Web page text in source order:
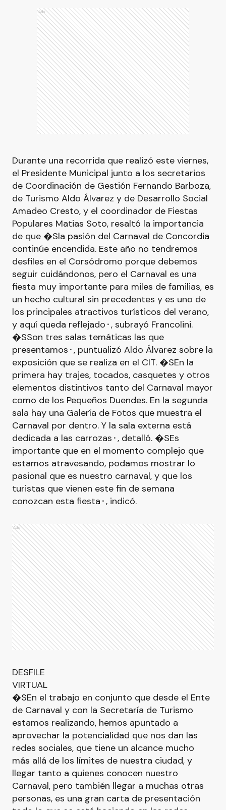
Ads
Durante una recorrida que realizó este viernes,
el Presidente Municipal junto a los secretarios
de Coordinación de Gestión Fernando Barboza,
de Turismo Aldo Álvarez y de Desarrollo Social
Amadeo Cresto, y el coordinador de Fiestas
Populares Matias Soto, resaltó la importancia
de que �Sla pasión del Carnaval de Concordia
continúe encendida. Este año no tendremos
desfiles en el Corsódromo porque debemos
seguir cuidándonos, pero el Carnaval es una
fiesta muy importante para miles de familias, es
un hecho cultural sin precedentes y es uno de
los principales atractivos turísticos del verano,
y aquí queda reflejado⬝, subrayó Francolini.
�SSon tres salas temáticas las que
presentamos⬝, puntualizó Aldo Álvarez sobre la
exposición que se realiza en el CIT. �SEn la
primera hay trajes, tocados, casquetes y otros
elementos distintivos tanto del Carnaval mayor
como de los Pequeños Duendes. En la segunda
sala hay una Galería de Fotos que muestra el
Carnaval por dentro. Y la sala externa está
dedicada a las carrozas⬝, detalló. �SEs
importante que en el momento complejo que
estamos atravesando, podamos mostrar lo
pasional que es nuestro carnaval, y que los
turistas que vienen este fin de semana
conozcan esta fiesta⬝, indicó.
Ads
DESFILE
VIRTUAL
�SEn el trabajo en conjunto que desde el Ente
de Carnaval y con la Secretaría de Turismo
estamos realizando, hemos apuntado a
aprovechar la potencialidad que nos dan las
redes sociales, que tiene un alcance mucho
más allá de los límites de nuestra ciudad, y
llegar tanto a quienes conocen nuestro
Carnaval, pero también llegar a muchas otras
personas, es una gran carta de presentación